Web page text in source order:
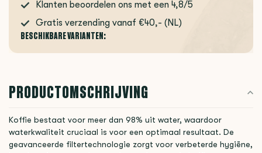
Klanten beoordelen ons met een 4,8/5
Gratis verzending vanaf €40,- (NL)
BESCHIKBARE VARIANTEN:
PRODUCTOMSCHRIJVING
Koffie bestaat voor meer dan 98% uit water, waardoor
waterkwaliteit cruciaal is voor een optimaal resultaat. De
geavanceerde filtertechnologie zorgt voor verbeterde hygiëne,